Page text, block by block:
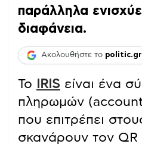
παράλληλα
διαφάνεια.
Ακολουθήστε το politic.gr
Το IRIS είναι ένα
πληρωμών
που επιτρέπει
σκανάρουν τον